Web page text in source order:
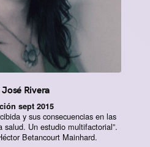
Rivera
sept 2015
y sus consecuencias en las
salud. Un estudio multifactorial”.
Betancourt Mainhard.